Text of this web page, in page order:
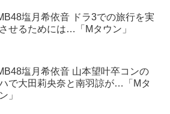
塩月希依音 ドラ3での旅行を実
せるためには…「Mタウン」
塩月希依音 山本望叶卒コンの
で大田莉央奈と南羽諒が…「Mタ
」